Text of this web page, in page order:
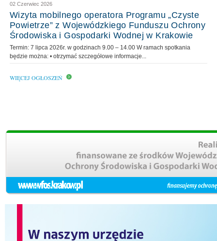
02 Czerwiec 2026
Wizyta mobilnego operatora Programu „Czyste
Powietrze” z Wojewódzkiego Funduszu Ochrony
Środowiska i Gospodarki Wodnej w Krakowie
Termin: 7 lipca 2026r. w godzinach 9.00 – 14.00 W ramach spotkania
będzie można: • otrzymać szczegółowe informacje...
WIĘCEJ OGŁOSZEŃ